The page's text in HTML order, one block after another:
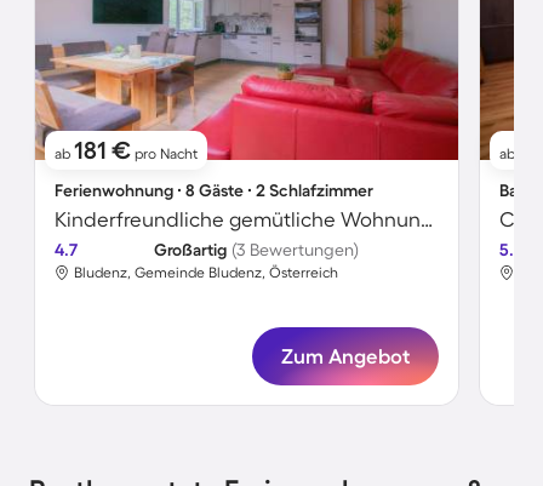
ab 181 € pro Nacht
Ferienwohnung ∙ 8 Gäste ∙ 2 Schlafzimmer
Kinderfreundliche gemütliche Wohnung mit Terrasse und Grill | Hunde erlaubt
4.7 Großartig (3 Bewertungen)
Bludenz, Gemeinde Bludenz, Österreich
Zum Angebot
ab
5.0